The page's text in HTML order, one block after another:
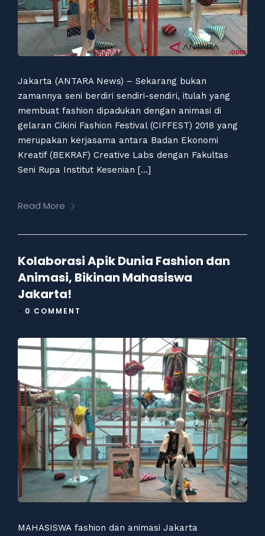
Jakarta (ANTARA News) – Sekarang bukan
zamannya seni berdiri sendiri-sendiri, itulah yang
membuat fashion dipadukan dengan animasi di
gelaran Cikini Fashion Festival (CIFFEST) 2018 yang
merupakan kerjasama antara Badan Ekonomi
Kreatif (BEKRAF) Creative Labs dengan Fakultas
Seni Rupa Institut Kesenian […]
Read More
Kolaborasi Apik Dunia Fashion dan
Animasi, Bikinan Mahasiswa
Jakarta!
• 0 COMMENT
MAHASISWA fashion dan animasi Jakarta